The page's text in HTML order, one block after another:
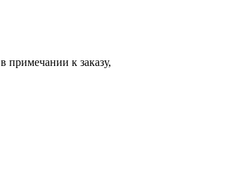
примечании к заказу,